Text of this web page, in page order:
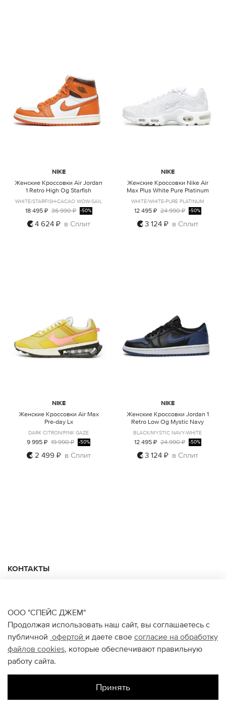
US11
NIKE
Женские Кроссовки Air Jordan
1 Retro High Og Starfish
WHITE/STARFISH-CACAO WOW-SAIL
18 495 ₽ 36 990 ₽ -50%
4 624 ₽ в Сплит US5
NIKE
Женские Кроссовки Nike Air
Max Plus White Pure Platinum
WHITE/WHITE-PURE PLATINUM
12 495 ₽ 24 990 ₽ -50%
3 124 ₽ в Сплит
US5
NIKE
Женские Кроссовки Air Max
Pre-day Lx
DARK CITRON/PINK GAZE
9 995 ₽ 19 990 ₽ -50%
2 499 ₽ в Сплит US5 US5,5
NIKE
Женские Кроссовки Jordan 1
Retro Low Og Mystic Navy
BLACK/MYSTIC NAVY-WHITE
12 495 ₽ 24 990 ₽ -50%
3 124 ₽ в Сплит
О НАС
ПОМОЩЬ ПОКУПАТЕЛЮ
КОНТАКТЫ
Ежедневно с 10:00 до 22:00
ООО "СПЕЙС ДЖЕМ"
Продолжая использовать наш сайт, вы соглашаетесь с
публичной офертой и даете свое согласие на обработку
файлов cookies, которые обеспечивают правильную
работу сайта.
Принять